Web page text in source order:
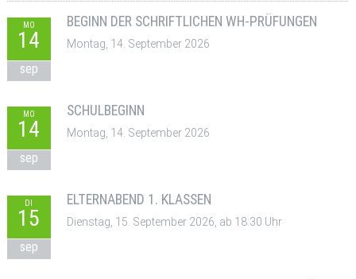
MO
14
sep
BEGINN DER SCHRIFTLICHEN WH-PRÜFUNGEN
Montag, 14. September 2026
MO
14
sep
SCHULBEGINN
Montag, 14. September 2026
DI
15
sep
ELTERNABEND 1. KLASSEN
Dienstag, 15. September 2026, ab 18:30 Uhr